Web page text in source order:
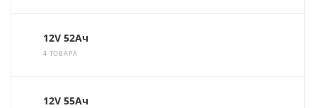
12V 52Ач
4 ТОВАРА
12V 55Ач